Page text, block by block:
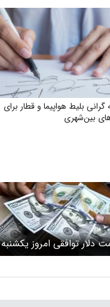
گرانی بلیط هواپیما و قطار برای
بین‌شهری
دلار توافقی امروز یکشنبه